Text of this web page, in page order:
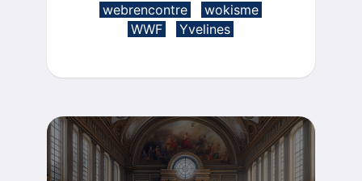
webrencontre
wokisme
WWF
Yvelines